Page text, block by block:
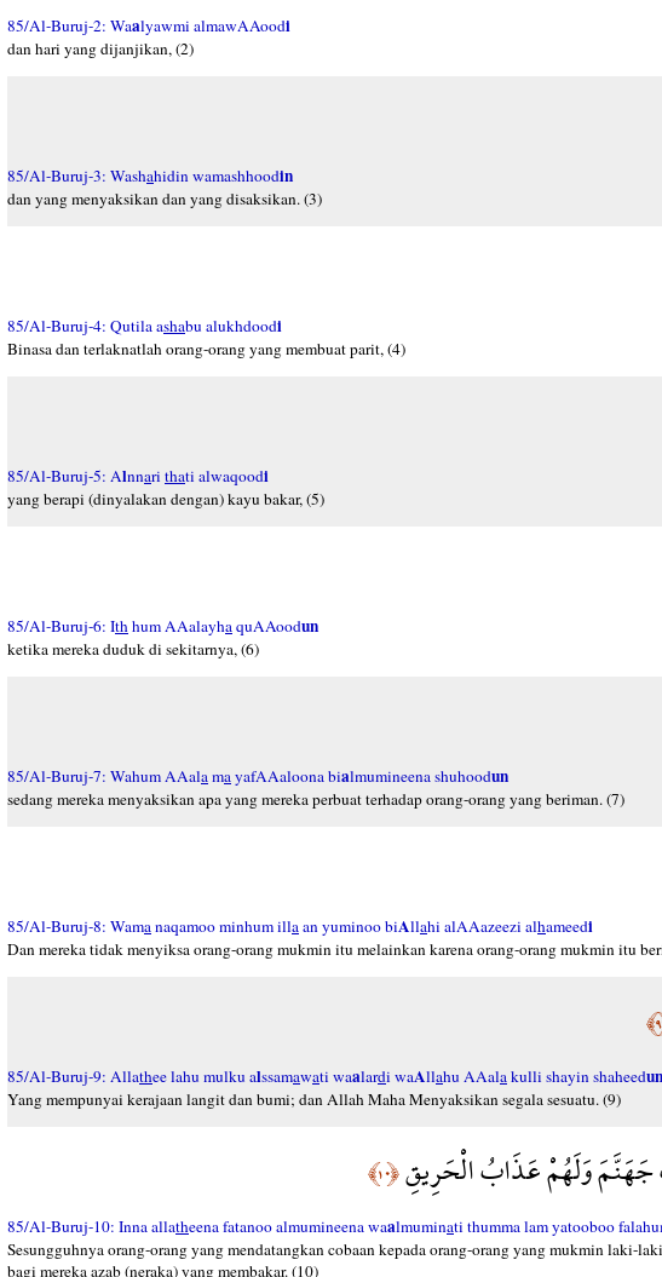
85/Al-Buruj-2: Waalyawmi almawAAoodi
dan hari yang dijanjikan, (2)
85/Al-Buruj-3: Washahidin wamashhoodin
dan yang menyaksikan dan yang disaksikan. (3)
85/Al-Buruj-4: Qutila ashabu alukhdoodi
Binasa dan terlaknatlah orang-orang yang membuat parit, (4)
85/Al-Buruj-5: Alnnari thati alwaqoodi
yang berapi (dinyalakan dengan) kayu bakar, (5)
85/Al-Buruj-6: Ithhum AAalayhaquAAoodun
ketika mereka duduk di sekitarnya, (6)
85/Al-Buruj-7: Wahum AAalamayafAAaloona bialmumineena shuhoodun
sedang mereka menyaksikan apa yang mereka perbuat terhadap orang-orang yang beriman. (7)
85/Al-Buruj-8: Wamanaqamoo minhum illaan yuminoo biAllahi alAAazeezi alhameedi
Dan mereka tidak menyiksa orang-orang mukmin itu melainkan karena orang-orang mukmin itu
85/Al-Buruj-9: Allathee lahu mulku alssamawati waalardi waAllahu AAalakulli shayin shaheedun
Yang mempunyai kerajaan langit dan bumi; dan Allah Maha Menyaksikan segala sesuatu. (9)
جَهَنَّمَ وَلَهُمْ عَذَابُ الْحَرِيقِ﴿١٠﴾
85/Al-Buruj-10: Inna allatheena fatanoo almumineena waalmuminati thumma lam yatooboo
Sesungguhnya orang-orang yang mendatangkan cobaan kepada orang-orang yang mukmin laki-
bagi mereka azab (neraka) yang membakar. (10)